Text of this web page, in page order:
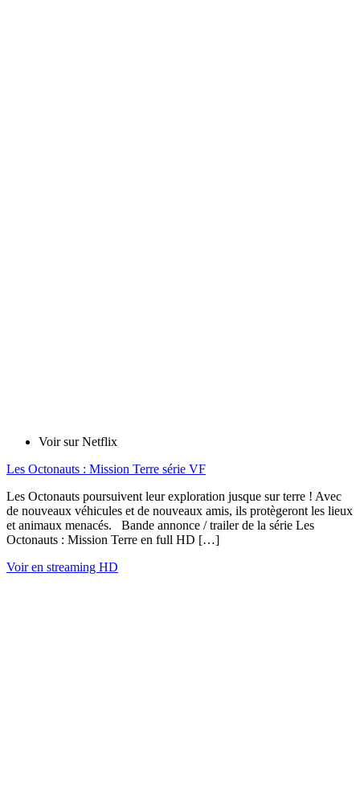
Voir sur Netflix
Les Octonauts : Mission Terre série VF
Les Octonauts poursuivent leur exploration jusque sur terre ! Avec
de nouveaux véhicules et de nouveaux amis, ils protègeront les lieux
et animaux menacés. Bande annonce / trailer de la série Les
Octonauts : Mission Terre en full HD […]
Voir en streaming HD